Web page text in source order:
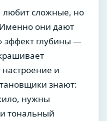
любит сложные, но
они дают
эффект глубины —
настроение и
знают:
нужны
тональный